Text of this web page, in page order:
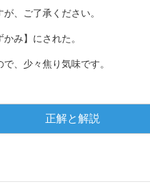
、ご了承ください。
み】にされた。
、少々焦り気味です。